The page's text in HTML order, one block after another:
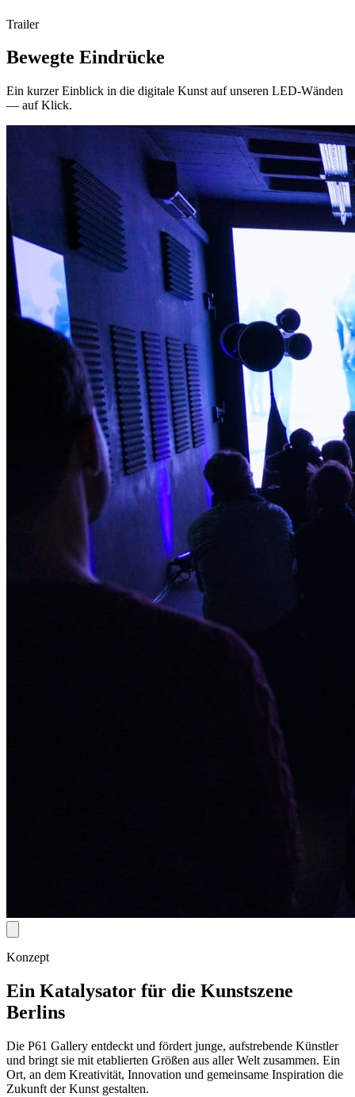
Trailer
Bewegte Eindrücke
Ein kurzer Einblick in die digitale Kunst auf unseren LED-Wänden
— auf Klick.
Konzept
Ein Katalysator für die Kunstszene
Berlins
Die P61 Gallery entdeckt und fördert junge, aufstrebende Künstler
und bringt sie mit etablierten Größen aus aller Welt zusammen. Ein
Ort, an dem Kreativität, Innovation und gemeinsame Inspiration die
Zukunft der Kunst gestalten.